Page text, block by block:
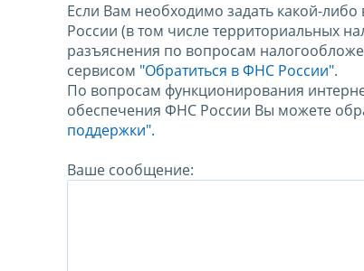
Если Вам необходимо задать какой-
России (в том числе территориальных
разъяснения по вопросам
сервисом "Обратиться в ФНС России".
По вопросам функционирования
обеспечения ФНС России Вы можете
поддержки".
Ваше сообщение: